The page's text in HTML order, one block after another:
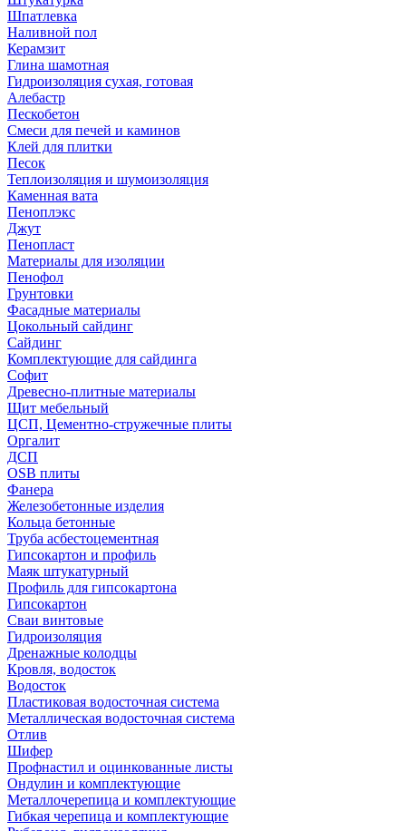
Шпатлевка
Наливной пол
Керамзит
Глина шамотная
Гидроизоляция сухая, готовая
Алебастр
Пескобетон
Смеси для печей и каминов
Клей для плитки
Песок
Теплоизоляция и шумоизоляция
Каменная вата
Пеноплэкс
Джут
Пенопласт
Материалы для изоляции
Пенофол
Грунтовки
Фасадные материалы
Цокольный сайдинг
Сайдинг
Комплектующие для сайдинга
Софит
Древесно-плитные материалы
Щит мебельный
ЦСП, Цементно-стружечные плиты
Оргалит
ДСП
OSB плиты
Фанера
Железобетонные изделия
Кольца бетонные
Труба асбестоцементная
Гипсокартон и профиль
Маяк штукатурный
Профиль для гипсокартона
Гипсокартон
Сваи винтовые
Гидроизоляция
Дренажные колодцы
Кровля, водосток
Водосток
Пластиковая водосточная система
Металлическая водосточная система
Отлив
Шифер
Профнастил и оцинкованные листы
Ондулин и комплектующие
Металлочерепица и комплектующие
Гибкая черепица и комплектующие